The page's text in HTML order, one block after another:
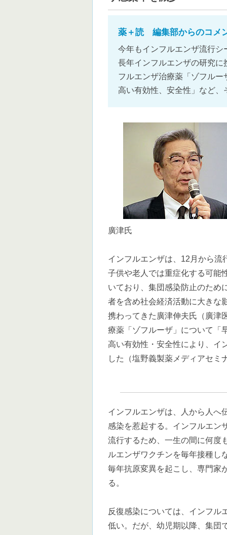
薬＋読 編集部からのコメ
今年もインフルエンザ流行シ
長年インフルエンザの研究
フルエンザ治療薬「ゾフル
高い有効性、安全性」など
廣津氏
インフルエンザは、12月から流
子供や老人では重症化する可能
いており、集団感染防止のため
者を含め社会経済活動に大きな
携わってきた廣津伸夫氏（廣津
療薬「ゾフルーザ」について「
高い有効性・安全性により、イ
した（塩野義製薬メディアセミ
インフルエンザは、人から人へ
感染を惹起する。インフルエン
流行するため、一生の間に何度
ルエンザワクチンを毎年接種し
毎年抗原変異を起こし、専門家
る。
反復感染については、インフル
低い。だが、幼児期以降、集団